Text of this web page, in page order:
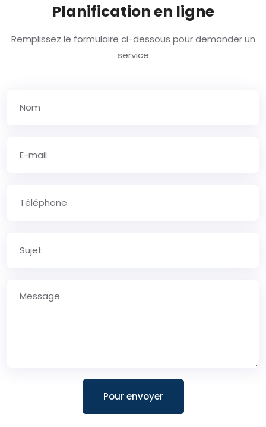
Planification en ligne
Remplissez le formulaire ci-dessous pour demander un
service
Pour envoyer